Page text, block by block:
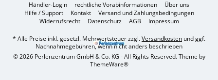
Händler-Login rechtliche Vorabinformationen
Über uns
Hilfe / Support
Kontakt
Versand und Zahlungsbedingungen
Widerrufsrecht
Datenschutz AGB Impressum
* Alle Preise inkl. gesetzl. Mehrwertsteuer zzgl.Versandkosten und ggf.
Nachnahmegebühren, wenn nicht anders beschrieben
© 2026 Perlenzentrum GmbH & Co. KG - All Rights Reserved. Theme by
ThemeWare®